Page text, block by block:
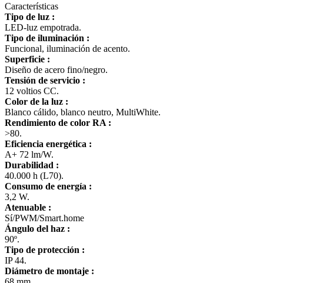
Características
Tipo de luz :
LED-luz empotrada.
Tipo de iluminación :
Funcional, iluminación de acento.
Superficie :
Diseño de acero fino/negro.
Tensión de servicio :
12 voltios CC.
Color de la luz :
Blanco cálido, blanco neutro, MultiWhite.
Rendimiento de color RA :
>80.
Eficiencia energética :
A+ 72 lm/W.
Durabilidad :
40.000 h (L70).
Consumo de energía :
3,2 W.
Atenuable :
Sí/PWM/Smart.home
Ángulo del haz :
90º.
Tipo de protección :
IP 44.
Diámetro de montaje :